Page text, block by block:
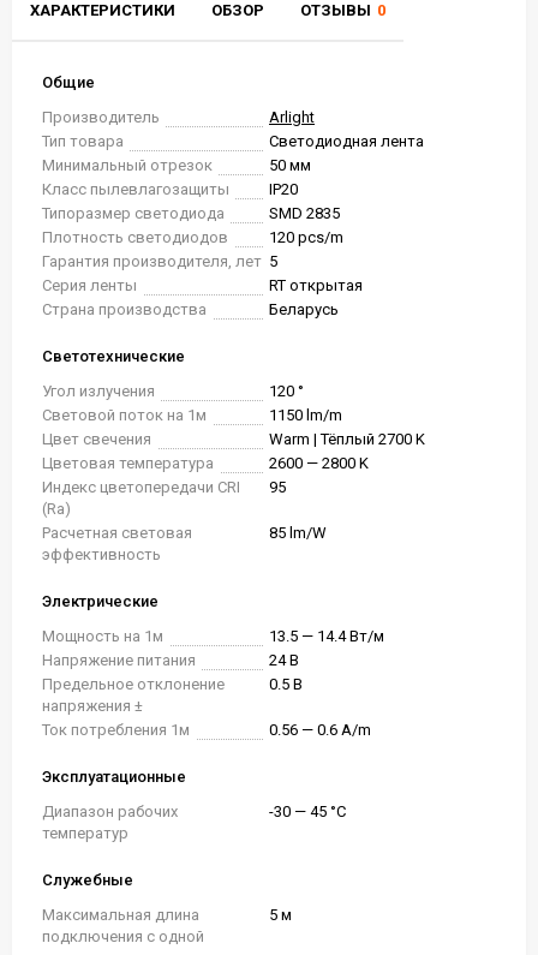
ХАРАКТЕРИСТИКИ ОБЗОР ОТЗЫВЫ 0
Общие
Производитель
Arlight
Тип товара
Светодиодная лента
Минимальный отрезок
50 мм
Класс пылевлагозащиты
IP20
Типоразмер светодиода
SMD 2835
Плотность светодиодов
120 pcs/m
Гарантия производителя, лет 5
Серия ленты
RT открытая
Страна производства
Беларусь
Светотехнические
Угол излучения
120 °
Световой поток на 1м
1150 lm/m
Цвет свечения
Warm | Тёплый 2700 K
Цветовая температура
2600 — 2800 K
Индекс цветопередачи CRI
(Ra)
95
Расчетная световая
эффективность
85 lm/W
Электрические
Мощность на 1м
13.5 — 14.4 Вт/м
Напряжение питания
24 В
Предельное отклонение
напряжения ±
0.5 В
Ток потребления 1м 0.56 — 0.6 A/m
Эксплуатационные
Диапазон рабочих
температур
-30 — 45 °C
Служебные
Максимальная длина
подключения с одной
5 м